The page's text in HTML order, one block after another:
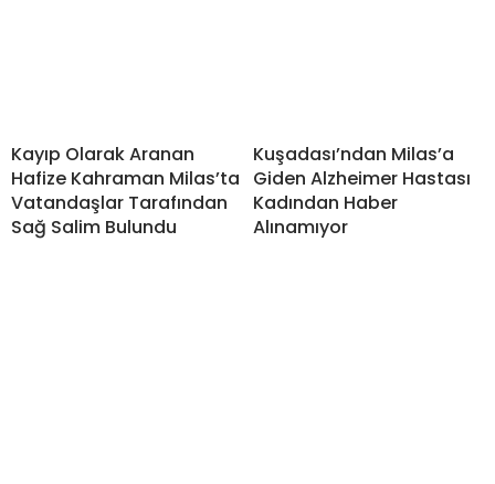
Kayıp Olarak Aranan
Hafize Kahraman Milas’ta
Vatandaşlar Tarafından
Sağ Salim Bulundu
Kuşadası’ndan Milas’a
Giden Alzheimer Hastası
Kadından Haber
Alınamıyor